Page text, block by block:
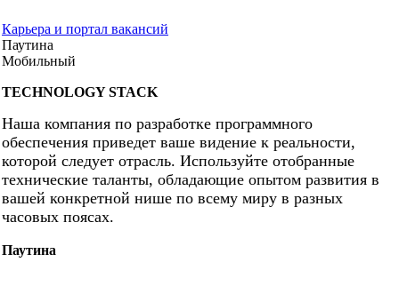
Карьера и портал вакансий
Паутина
Мобильный
TECHNOLOGY STACK
Наша компания по разработке программного
обеспечения приведет ваше видение к реальности,
которой следует отрасль. Используйте отобранные
технические таланты, обладающие опытом развития в
вашей конкретной нише по всему миру в разных
часовых поясах.
Паутина